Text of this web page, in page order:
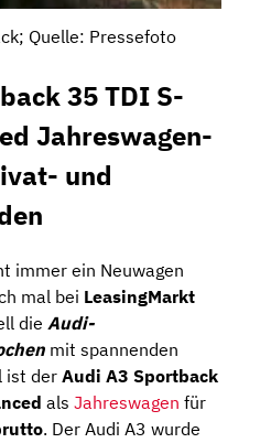
Quelle: Pressefoto
35 TDI S-
Jahreswagen-
und
immer ein Neuwagen
mal bei LeasingMarkt
die Audi-
mit spannenden
ist der Audi A3 Sportback
als Jahreswagen für
. Der Audi A3 wurde